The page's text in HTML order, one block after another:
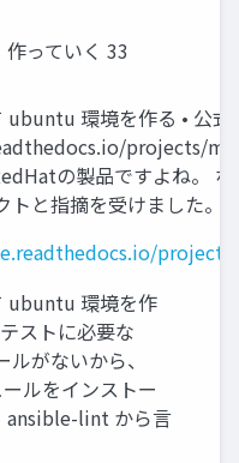
っていく 33
ubuntu 環境を作る • 公式
projects/
の製品ですよね。
トと指摘を受けました。
ubuntu 環境を作
ストに必要な
がないから、
ルをインストー
ansible-lint から言